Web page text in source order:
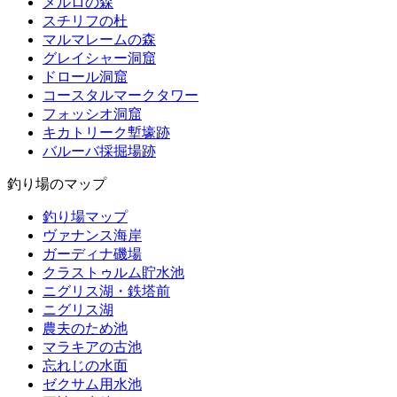
スチリフの杜
マルマレームの森
グレイシャー洞窟
ドロール洞窟
コースタルマークタワー
フォッシオ洞窟
キカトリーク塹壕跡
バルーバ採掘場跡
釣り場のマップ
釣り場マップ
ヴァナンス海岸
ガーディナ磯場
クラストゥルム貯水池
ニグリス湖・鉄塔前
ニグリス湖
農夫のため池
マラキアの古池
忘れじの水面
ゼクサム用水池